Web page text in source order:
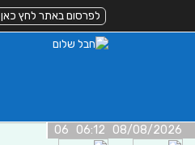
לפרסום באתר לחץ כאן
08/08/2026 06:12 06